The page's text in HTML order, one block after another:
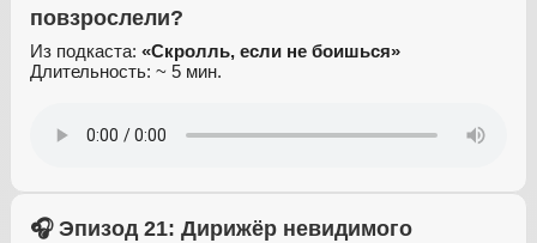
повзрослели?
Из подкаста: «Скролль, если не боишься»
Длительность: ~ 5 мин.
🎧 Эпизод 21: Дирижёр невидимого